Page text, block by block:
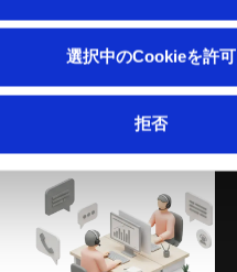
選択中のCookieを許可
拒否
業績予想